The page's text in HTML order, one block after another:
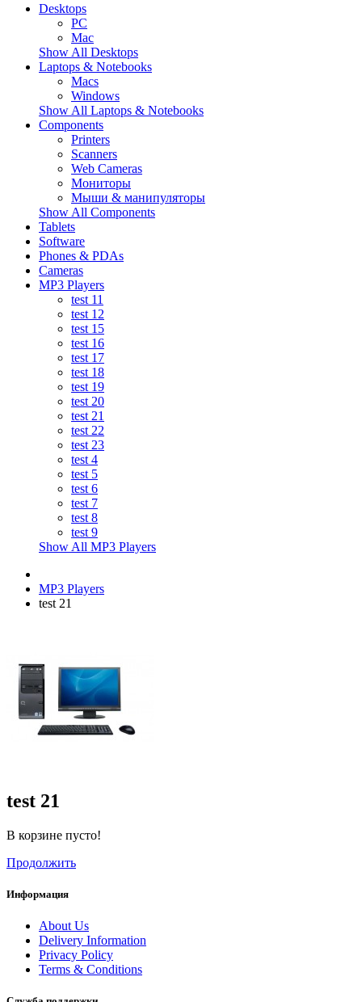
Desktops
PC
Mac
Show All Desktops
Laptops & Notebooks
Macs
Windows
Show All Laptops & Notebooks
Components
Printers
Scanners
Web Cameras
Мониторы
Мыши & манипуляторы
Show All Components
Tablets
Software
Phones & PDAs
Cameras
MP3 Players
test 11
test 12
test 15
test 16
test 17
test 18
test 19
test 20
test 21
test 22
test 23
test 4
test 5
test 6
test 7
test 8
test 9
Show All MP3 Players
MP3 Players
test 21
test 21
В корзине пусто!
Продолжить
Информация
About Us
Delivery Information
Privacy Policy
Terms & Conditions